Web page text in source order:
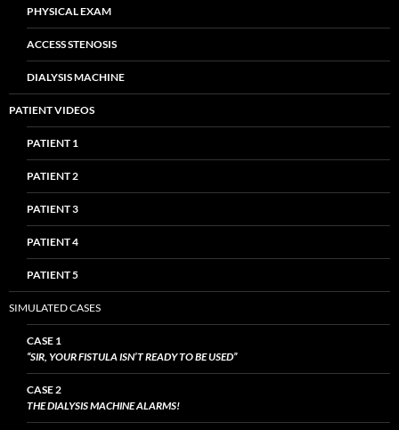
PHYSICAL EXAM
ACCESS STENOSIS
DIALYSIS MACHINE
PATIENT VIDEOS
PATIENT 1
PATIENT 2
PATIENT 3
PATIENT 4
PATIENT 5
SIMULATED CASES
CASE 1
“SIR, YOUR FISTULA ISN’T READY TO BE USED”
CASE 2
THE DIALYSIS MACHINE ALARMS!